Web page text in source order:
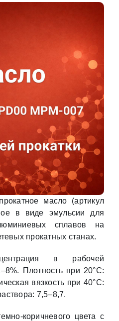
масло (артикул
в виде эмульсии для
сплавов на
прокатных станах.
в рабочей
Плотность при 20°С:
вязкость при 40°С:
7,5–8,7.
коричневого цвета с